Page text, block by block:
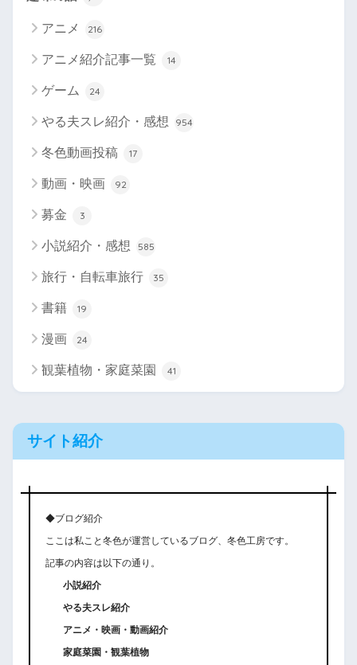
アニメ 216
アニメ紹介記事一覧 14
ゲーム 24
やる夫スレ紹介・感想 954
冬色動画投稿 17
動画・映画 92
募金 3
小説紹介・感想 585
旅行・自転車旅行 35
書籍 19
漫画 24
観葉植物・家庭菜園 41
サイト紹介
◆ブログ紹介
ここは私こと冬色が運営しているブログ、冬色工房です。
記事の内容は以下の通り。
小説紹介
やる夫スレ紹介
アニメ・映画・動画紹介
家庭菜園・観葉植物